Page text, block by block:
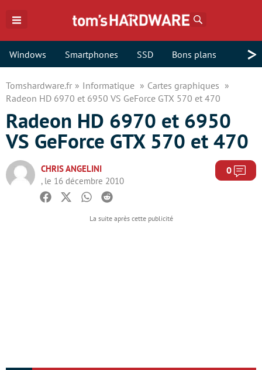
Windows Smartphones SSD Bons plans >
Tomshardware.fr Informatique
Cartes graphiques
Radeon HD 6970 et 6950 VS GeForce GTX 570 et 470
Radeon HD 6970 et 6950
VS GeForce GTX 570 et 470
CHRIS ANGELINI
, le 16 décembre 2010
0
Facebook
TwitterWhatsapp
Reddit